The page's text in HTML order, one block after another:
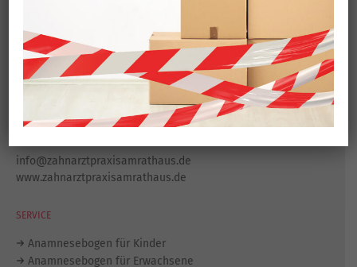
Zahnarztpraxis am Rathaus
Konrad-Adenauer-Platz 8
40764 Langenfeld
Fax: 021 73 / 77 204
info@zahnarztpraxisamrathaus.de
www.zahnarztpraxisamrathaus.de
SERVICE
Anamnesebogen für Kinder
Anamnesebogen für Erwachsene